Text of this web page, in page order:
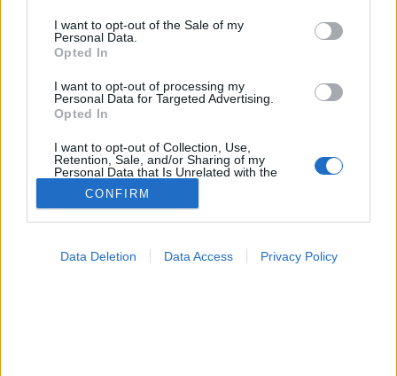
consent section.
I want to opt-out of the Sale of my
Personal Data.
Opted In
I want to opt-out of processing my
Personal Data for Targeted Advertising.
Opted In
I want to opt-out of Collection, Use,
Retention, Sale, and/or Sharing of my
Personal Data that Is Unrelated with the
Purposes for which it was collected.
Opted Out
CONFIRM
Data Deletion Data Access Privacy Policy
Dietetika